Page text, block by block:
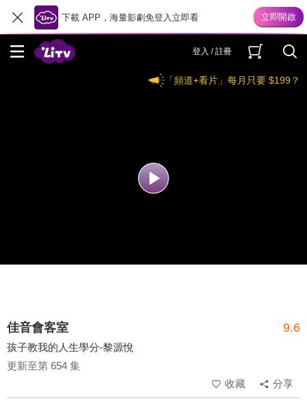
下載 APP，海量影劇免登入立即看
登入 / 註冊
「頻道+看片」每月只要 $199？
佳音會客室 9.6
孩子教我的人生學分-黎源悅
更新至第 654 集
收藏
分享